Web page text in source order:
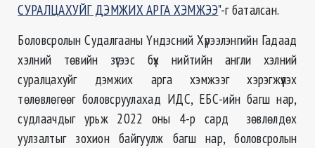
СУРАЛЦАХУЙГ ДЭМЖИХ АРГА ХЭМЖЭЭ"-г баталсан.
Боловсролын Судалгааны Үндэсний Хүрээлэнгийн Гадаад
хэлний төвийн зүгээс бүх нийтийн англи хэлний
суралцахуйг дэмжих арга хэмжээг хэрэгжүүлэх
төлөвлөгөөг боловсруулахад ИДС, ЕБС-ийн багш нар,
судлаачдыг урьж 2022 оны 4-р сард зөвлөлдөх
уулзалтыг зохион байгуулж багш нар, боловсролын